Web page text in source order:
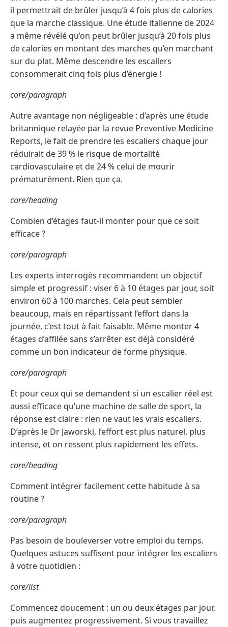
il permettrait de brûler jusqu’à 4 fois plus de calories
que la marche classique. Une étude italienne de 2024
a même révélé qu’on peut brûler jusqu’à 20 fois plus
de calories en montant des marches qu’en marchant
sur du plat. Même descendre les escaliers
consommerait cinq fois plus d’énergie !
core/paragraph
Autre avantage non négligeable : d’après une étude
britannique relayée par la revue Preventive Medicine
Reports, le fait de prendre les escaliers chaque jour
réduirait de 39 % le risque de mortalité
cardiovasculaire et de 24 % celui de mourir
prématurément. Rien que ça.
core/heading
Combien d’étages faut-il monter pour que ce soit
efficace ?
core/paragraph
Les experts interrogés recommandent un objectif
simple et progressif : viser 6 à 10 étages par jour, soit
environ 60 à 100 marches. Cela peut sembler
beaucoup, mais en répartissant l’effort dans la
journée, c’est tout à fait faisable. Même monter 4
étages d’affilée sans s’arrêter est déjà considéré
comme un bon indicateur de forme physique.
core/paragraph
Et pour ceux qui se demandent si un escalier réel est
aussi efficace qu’une machine de salle de sport, la
réponse est claire : rien ne vaut les vrais escaliers.
D’après le Dr Jaworski, l’effort est plus naturel, plus
intense, et on ressent plus rapidement les effets.
core/heading
Comment intégrer facilement cette habitude à sa
routine ?
core/paragraph
Pas besoin de bouleverser votre emploi du temps.
Quelques astuces suffisent pour intégrer les escaliers
à votre quotidien :
core/list
Commencez doucement : un ou deux étages par jour,
puis augmentez progressivement. Si vous travaillez